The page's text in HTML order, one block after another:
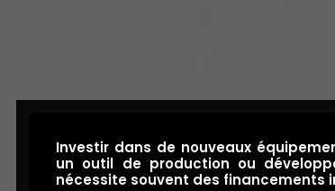
Investir dans de nouveaux
un outil de production ou
nécessite souvent des financements